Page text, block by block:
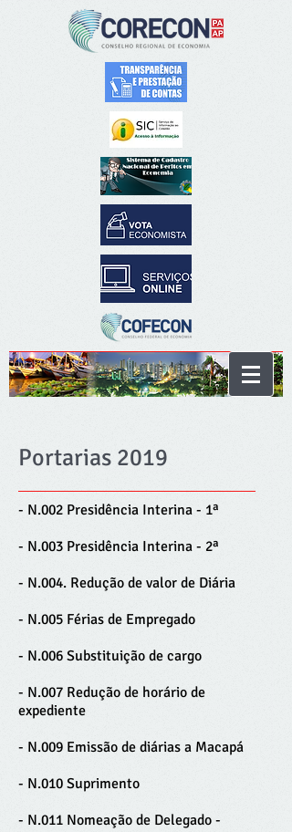
Portarias 2019
- N.002 Presidência Interina - 1ª
- N.003 Presidência Interina - 2ª
- N.004. Redução de valor de Diária
- N.005 Férias de Empregado
- N.006 Substituição de cargo
- N.007 Redução de horário de
expediente
- N.009 Emissão de diárias a Macapá
- N.010 Suprimento
- N.011 Nomeação de Delegado -